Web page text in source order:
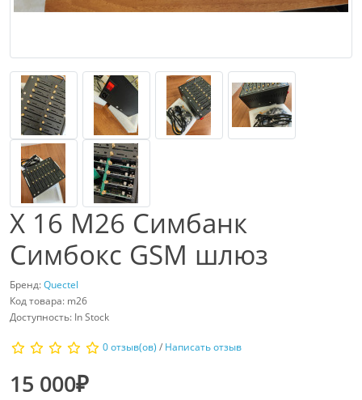
X 16 M26 Симбанк
Симбокс GSM шлюз
Бренд:Quectel
Код товара: m26
Доступность: In Stock
0 отзыв(ов) / Написать отзыв
15 000₽